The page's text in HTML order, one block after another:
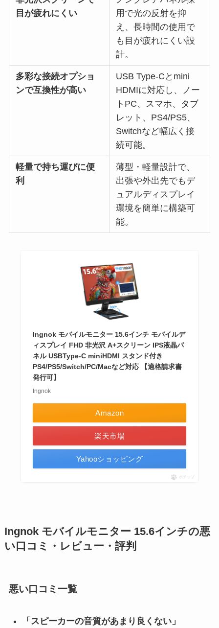
目が疲れにくい
用で光の反射を抑
え、長時間の使用で
も目が疲れにくい設
計。
多彩な接続オプショ
ンで互換性が高い
USB Type-Cとmini
HDMIに対応し、ノー
トPC、スマホ、タブ
レット、PS4/PS5、
Switchなど幅広く接
続可能。
軽量で持ち運びに便
利
薄型・軽量設計で、
出張や外出先でもデ
ュアルディスプレイ
環境を簡単に構築可
能。
Ingnok モバイルモニター 15.6インチ モバイルデ
ィスプレイ FHD 非光沢 A+スクリーン IPS液晶パ
ネル USBType-C miniHDMI スタンド付き
PS4/PS5/Switch/PC/Macなど対応 【適格請求書
発行可】
Ingnok
Amazon
楽天市場
Yahooショッピング
ポチップ
Ingnok モバイルモニター 15.6インチの悪
い口コミ・レビュー・評判
悪い口コミ一覧
「スピーカーの音質があまり良くない」